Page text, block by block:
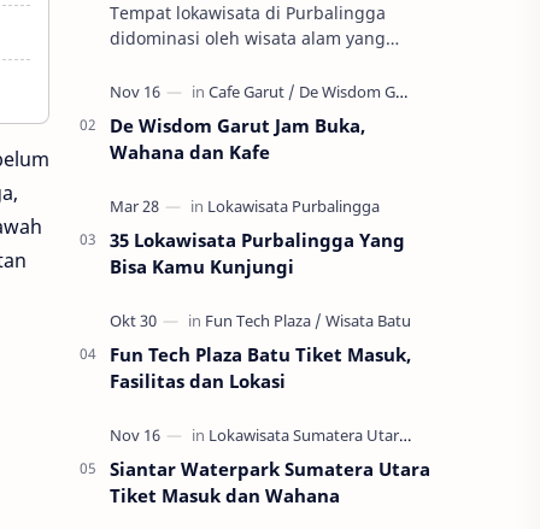
Tempat lokawisata di Purbalingga
didominasi oleh wisata alam yang
wisata kekinian. Sehingga wisata
Purbalingga l…
De Wisdom Garut Jam Buka,
Wahana dan Kafe
35 Lokawisata Purbalingga Yang
Bisa Kamu Kunjungi
Fun Tech Plaza Batu Tiket Masuk,
Fasilitas dan Lokasi
Siantar Waterpark Sumatera Utara
Tiket Masuk dan Wahana